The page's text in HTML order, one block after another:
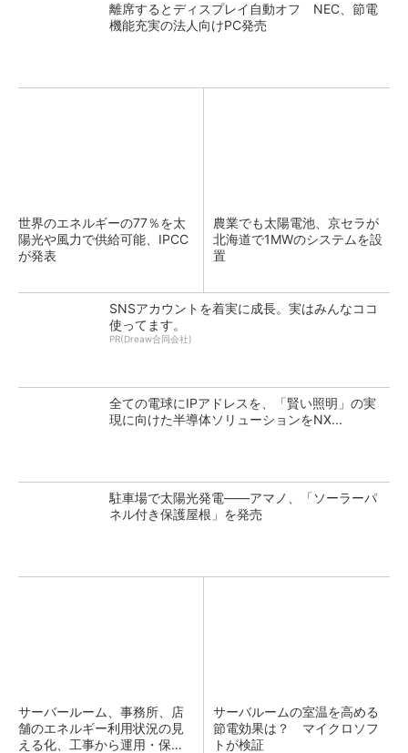
離席するとディスプレイ自動オフ NEC、節電
機能充実の法人向けPC発売
世界のエネルギーの77％を太
陽光や風力で供給可能、IPCC
が発表
農業でも太陽電池、京セラが
北海道で1MWのシステムを設
置
SNSアカウントを着実に成長。実はみんなココ
使ってます。
PR(Dreaw合同会社)
全ての電球にIPアドレスを、「賢い照明」の実
現に向けた半導体ソリューションをNX...
駐車場で太陽光発電――アマノ、「ソーラーパ
ネル付き保護屋根」を発売
サーバールーム、事務所、店
舗のエネルギー利用状況の見
える化、工事から運用・保守
サーバルームの室温を高める
節電効果は？ マイクロソフ
トが検証